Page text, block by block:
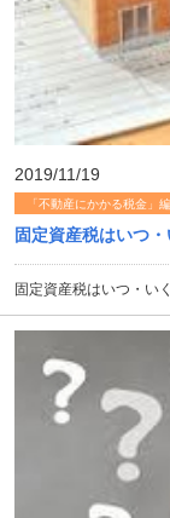
2019/11/19
「不動産にかかる税金」編
固定資産税はいつ
固定資産税はいつ・い